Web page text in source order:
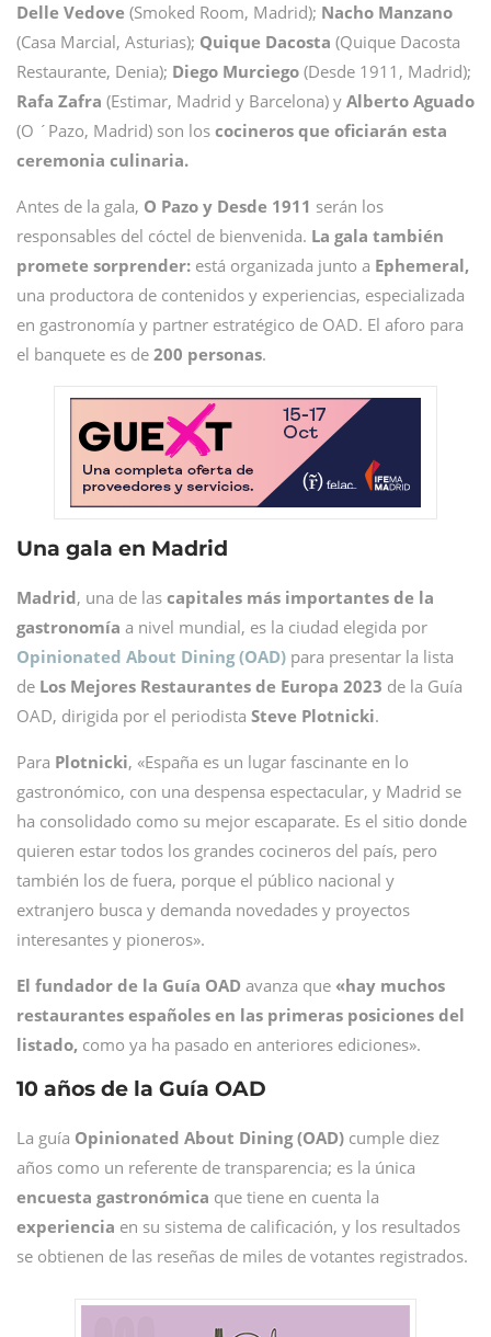
Delle Vedove (Smoked Room, Madrid); Nacho Manzano
(Casa Marcial, Asturias); Quique Dacosta (Quique Dacosta
Restaurante, Denia); Diego Murciego (Desde 1911, Madrid);
Rafa Zafra (Estimar, Madrid y Barcelona) y Alberto Aguado
(O ´Pazo, Madrid) son los cocineros que oficiarán esta
ceremonia culinaria.
Antes de la gala, O Pazo y Desde 1911 serán los
responsables del cóctel de bienvenida. La gala también
promete sorprender: está organizada junto a Ephemeral,
una productora de contenidos y experiencias, especializada
en gastronomía y partner estratégico de OAD. El aforo para
el banquete es de 200 personas.
Una gala en Madrid
Madrid, una de las capitales más importantes de la
gastronomía a nivel mundial, es la ciudad elegida por
Opinionated About Dining (OAD) para presentar la lista
de Los Mejores Restaurantes de Europa 2023 de la Guía
OAD, dirigida por el periodista Steve Plotnicki.
Para Plotnicki, «España es un lugar fascinante en lo
gastronómico, con una despensa espectacular, y Madrid se
ha consolidado como su mejor escaparate. Es el sitio donde
quieren estar todos los grandes cocineros del país, pero
también los de fuera, porque el público nacional y
extranjero busca y demanda novedades y proyectos
interesantes y pioneros».
El fundador de la Guía OAD avanza que «hay muchos
restaurantes españoles en las primeras posiciones del
listado, como ya ha pasado en anteriores ediciones».
10 años de la Guía OAD
La guía Opinionated About Dining (OAD) cumple diez
años como un referente de transparencia; es la única
encuesta gastronómica que tiene en cuenta la
experiencia en su sistema de calificación, y los resultados
se obtienen de las reseñas de miles de votantes registrados.